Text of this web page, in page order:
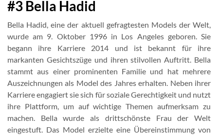
#3 Bella Hadid
Bella Hadid, eine der aktuell gefragtesten Models der Welt,
wurde am 9. Oktober 1996 in Los Angeles geboren. Sie
begann ihre Karriere 2014 und ist bekannt für ihre
markanten Gesichtszüge und ihren stilvollen Auftritt. Bella
stammt aus einer prominenten Familie und hat mehrere
Auszeichnungen als Model des Jahres erhalten. Neben ihrer
Karriere engagiert sie sich für soziale Gerechtigkeit und nutzt
ihre Plattform, um auf wichtige Themen aufmerksam zu
machen. Bella wurde als drittschönste Frau der Welt
eingestuft. Das Model erzielte eine Übereinstimmung von